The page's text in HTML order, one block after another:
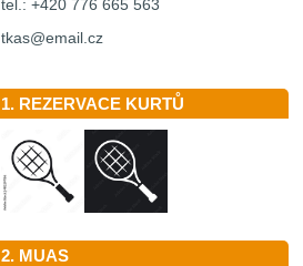
tel.: +420 776 665 563
tkas@email.cz
1. REZERVACE KURTŮ
2. MUAS